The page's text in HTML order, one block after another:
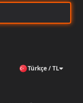
Türkçe / TL